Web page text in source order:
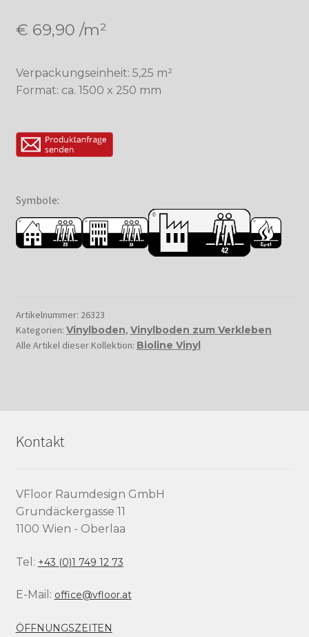
€ 69,90 /m²
Verpackungseinheit: 5,25 m²
Format: ca. 1500 x 250 mm
Symbole:
Artikelnummer: 26323
Kategorien: Vinylboden, Vinylboden zum Verkleben
Alle Artikel dieser Kollektion: Bioline Vinyl
Kontakt
VFloor Raumdesign GmbH
Grundäckergasse 11
1100 Wien - Oberlaa
Tel: +43 (0)1 749 12 73
E-Mail: office@vfloor.at
ÖFFNUNGSZEITEN